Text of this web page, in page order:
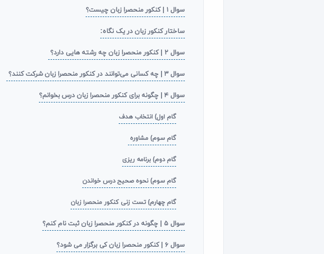
سوال ۱ | کنکور منحصرا زبان چیست؟
ساختار کنکور زبان در یک نگاه:
سوال ۲ | کنکور منحصرا زبان چه رشته‌ هایی دارد؟
سوال ۳ | چه کسانی می‌توانند در کنکور منحصرا زبان شرکت کنند؟
سوال ۴ | چگونه برای کنکور منحصرا زبان درس بخوانم؟
گام اول) انتخاب هدف
گام سوم) مشاوره
گام دوم) برنامه ریزی
گام سوم) نحوه صحیح درس خواندن
گام چهارم) تست زنی کنکور منحصرا زبان
سوال ۵ | چگونه در کنکور منحصرا زبان ثبت نام کنم؟
سوال ۶ | کنکور منحصرا زبان کی برگزار می شود؟